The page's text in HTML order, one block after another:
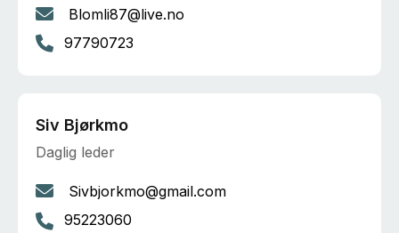
Blomli87@live.no
97790723
Siv Bjørkmo
Daglig leder
Sivbjorkmo@gmail.com
95223060